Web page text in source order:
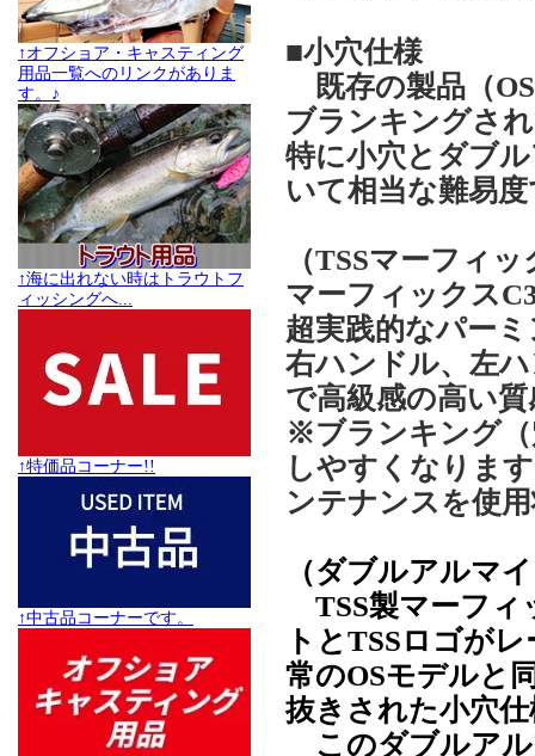
↑オフショア・キャスティング
用品一覧へのリンクがありま
す。♪
↑海に出れない時はトラウトフ
ィッシングへ...
↑特価品コーナー!!
↑中古品コーナーです。
■小穴仕様
既存の製品（
ブランキングさ
特に小穴とダブ
いて相当な難易
（TSSマーフィ
マーフィックス
超実践的なパー
右ハンドル、左
で高級感の高い
※ブランキング（
しやすくなりま
ンテナンスを使
（ダブルアルマ
TSS製マーフィ
トとTSSロゴが
常のOSモデルと
抜きされた小穴
このダブルアル